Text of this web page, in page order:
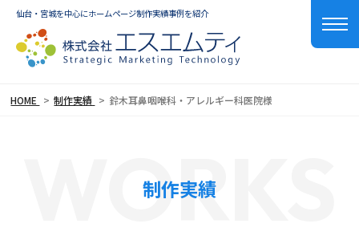
仙台・宮城を中心にホームページ制作実績事例を紹介
HOME 制作実績 鈴木耳鼻咽喉科・アレルギー科医院様
制作実績
WORKS